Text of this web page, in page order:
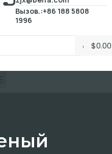
Вызов.:+86 188 5808
1996
$0.00